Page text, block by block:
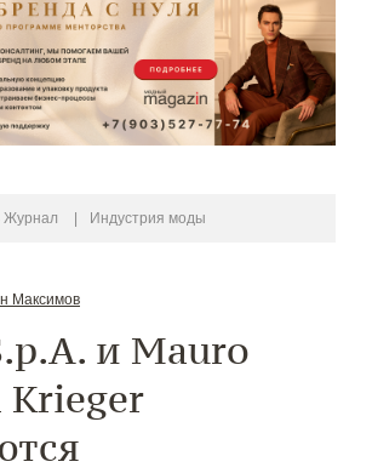
Журнал Индустрия моды
Максимов
и Mauro
Krieger